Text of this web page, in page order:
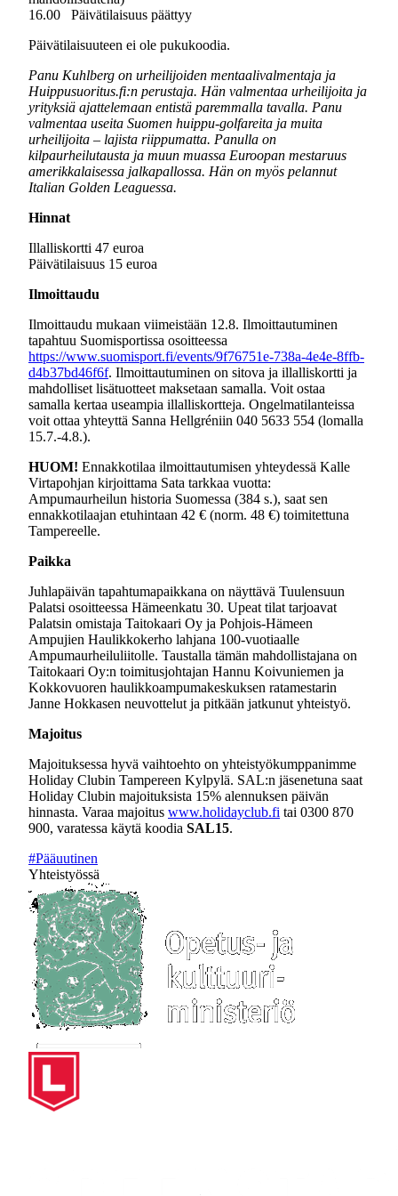
16.00 Päivätilaisuus päättyy
Päivätilaisuuteen ei ole pukukoodia.
Panu Kuhlberg on urheilijoiden mentaalivalmentaja ja
Huippusuoritus.fi:n perustaja. Hän valmentaa urheilijoita ja
yrityksiä ajattelemaan entistä paremmalla tavalla. Panu
valmentaa useita Suomen huippu-golfareita ja muita
urheilijoita – lajista riippumatta. Panulla on
kilpaurheilutausta ja muun muassa Euroopan mestaruus
amerikkalaisessa jalkapallossa. Hän on myös pelannut
Italian Golden Leaguessa.
Hinnat
Illalliskortti 47 euroa
Päivätilaisuus 15 euroa
Ilmoittaudu
Ilmoittaudu mukaan viimeistään 12.8. Ilmoittautuminen
tapahtuu Suomisportissa osoitteessa
https://www.suomisport.fi/events/9f76751e-738a-4e4e-8ffb-
d4b37bd46f6f. Ilmoittautuminen on sitova ja illalliskortti ja
mahdolliset lisätuotteet maksetaan samalla. Voit ostaa
samalla kertaa useampia illalliskortteja. Ongelmatilanteissa
voit ottaa yhteyttä Sanna Hellgréniin 040 5633 554 (lomalla
15.7.-4.8.).
HUOM! Ennakkotilaa ilmoittautumisen yhteydessä Kalle
Virtapohjan kirjoittama Sata tarkkaa vuotta:
Ampumaurheilun historia Suomessa (384 s.), saat sen
ennakkotilaajan etuhintaan 42 € (norm. 48 €) toimitettuna
Tampereelle.
Paikka
Juhlapäivän tapahtumapaikkana on näyttävä Tuulensuun
Palatsi osoitteessa Hämeenkatu 30. Upeat tilat tarjoavat
Palatsin omistaja Taitokaari Oy ja Pohjois-Hämeen
Ampujien Haulikkokerho lahjana 100-vuotiaalle
Ampumaurheiluliitolle. Taustalla tämän mahdollistajana on
Taitokaari Oy:n toimitusjohtajan Hannu Koivuniemen ja
Kokkovuoren haulikkoampumakeskuksen ratamestarin
Janne Hokkasen neuvottelut ja pitkään jatkunut yhteistyö.
Majoitus
Majoituksessa hyvä vaihtoehto on yhteistyökumppanimme
Holiday Clubin Tampereen Kylpylä. SAL:n jäsenetuna saat
Holiday Clubin majoituksista 15% alennuksen päivän
hinnasta. Varaa majoitus www.holidayclub.fi tai 0300 870
900, varatessa käytä koodia SAL15.
#Pääuutinen
Yhteistyössä